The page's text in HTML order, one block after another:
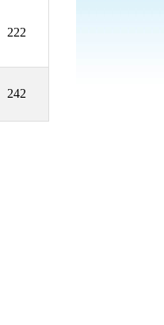
222
242